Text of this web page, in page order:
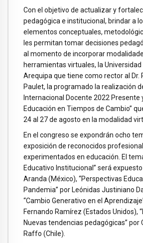
Con el objetivo de actualizar y
pedagógica e institucional, brindar a
elementos conceptuales,
les permitan tomar decisiones
al momento de incorporar
herramientas virtuales, la Universidad
Arequipa que tiene como rector al Dr.
Paulet, la programado la realización
Internacional Docente 2022 Presente
Educación en Tiempos de Cambio”
24 al 27 de agosto en la modalidad
En el congreso se expondrán ocho
exposición de reconocidos
experimentados en educación. El
Educativo Institucional” será
Aranda (México), “Perspectivas
Pandemia” por Leónidas Justiniano
“Cambio Generativo en el
Fernando Ramírez (Estados Unidos),
Nuevas tendencias pedagógicas” por
Raffo (Chile).